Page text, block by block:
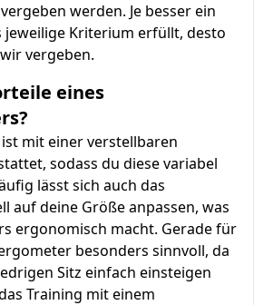
werden. Je besser ein
jeweilige Kriterium erfüllt, desto
vergeben.
eines
mit einer verstellbaren
sodass du diese variabel
lässt sich auch das
auf deine Größe anpassen, was
ergonomisch macht. Gerade für
besonders sinnvoll, da
Sitz einfach einsteigen
Training mit einem